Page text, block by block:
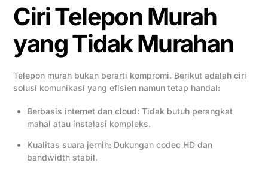
Ciri Telepon Murah
yang Tidak Murahan
Telepon murah bukan berarti kompromi. Berikut adalah ciri
solusi komunikasi yang efisien namun tetap handal:
Berbasis internet dan cloud: Tidak butuh perangkat
mahal atau instalasi kompleks.
Kualitas suara jernih: Dukungan codec HD dan
bandwidth stabil.